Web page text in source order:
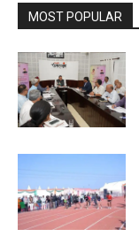
MOST POPULAR